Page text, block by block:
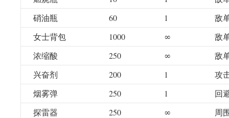
硝油瓶
60 1
敌
女士背包
1000 ∞
敌
浓缩酸
250 ∞
敌
兴奋剂
200 1
攻
烟雾弹
250 1
回
探雷器
250 ∞
周